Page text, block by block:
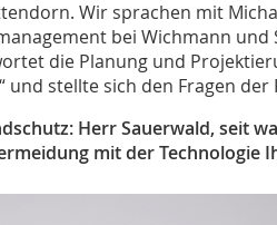
Wir sprachen mit
bei Wichmann
die Planung und
und stellte sich den Fragen der
Herr Sauerwald, seit
mit der Technologie